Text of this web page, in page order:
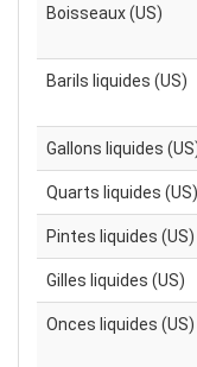
Boisseaux (US)
Barils liquides (US)
Gallons liquides
Quarts liquides (US)
Pintes liquides (US)
Gilles liquides (US)
Onces liquides (US)